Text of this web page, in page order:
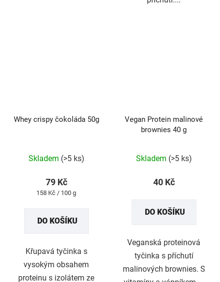
Whey crispy čokoláda 50g
hodnocení
je
5
Skladem (>5 ks)
79 Kč
Měrná
158 Kč / 100 g
DO KOŠÍKU
Křupavá tyčinka s
vysokým obsahem
proteinu s izolátem ze
Vegan Protein malinové
brownies 40 g
Skladem (>5 ks)
40 Kč
DO KOŠÍKU
Veganská proteinová
tyčinka s příchutí
malinových brownies. S